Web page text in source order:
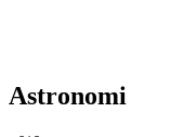
Astronomi